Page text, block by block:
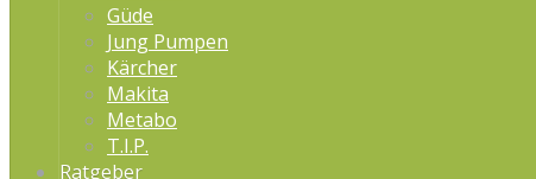
Güde
Jung Pumpen
Kärcher
Makita
Metabo
T.I.P.
Ratgeber